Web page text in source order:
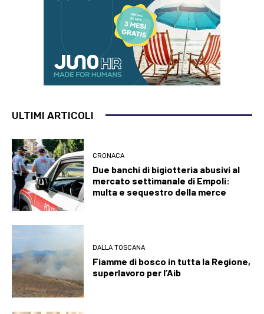
ULTIMI ARTICOLI
CRONACA
Due banchi di bigiotteria abusivi al
mercato settimanale di Empoli:
multa e sequestro della merce
DALLA TOSCANA
Fiamme di bosco in tutta la Regione,
superlavoro per l’Aib